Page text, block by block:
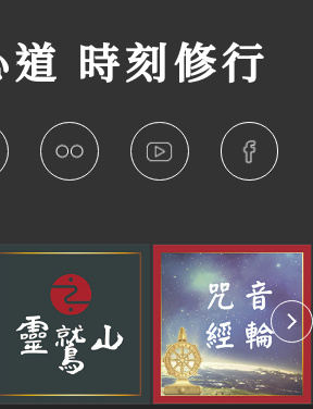
道 時刻修行